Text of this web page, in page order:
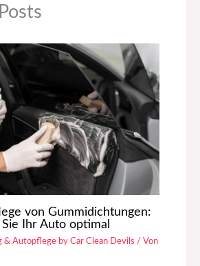
von Gummidichtungen:
Ihr Auto optimal
Autopflege by Car Clean Devils / Von